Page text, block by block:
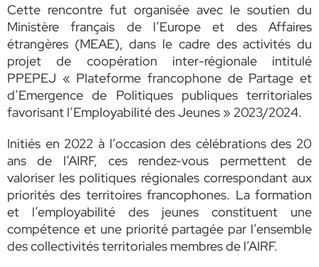
Cette rencontre fut organisée avec le soutien du
Ministère français de l’Europe et des Affaires
étrangères (MEAE), dans le cadre des activités du
projet de coopération inter-régionale intitulé
PPEPEJ « Plateforme francophone de Partage et
d’Emergence de Politiques publiques territoriales
favorisant l’Employabilité des Jeunes » 2023/2024.
Initiés en 2022 à l’occasion des célébrations des 20
ans de l’AIRF, ces rendez-vous permettent de
valoriser les politiques régionales correspondant aux
priorités des territoires francophones. La formation
et l’employabilité des jeunes constituent une
compétence et une priorité partagée par l’ensemble
des collectivités territoriales membres de l’AIRF.